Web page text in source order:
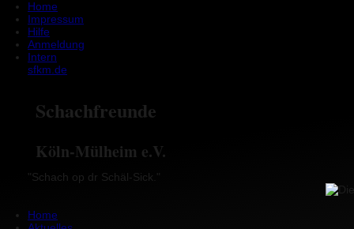
Home
Impressum
Hilfe
Anmeldung
Intern
sfkm.de
Schachfreunde
Köln-Mülheim e.V.
"Schach op dr Schäl-Sick."
Home